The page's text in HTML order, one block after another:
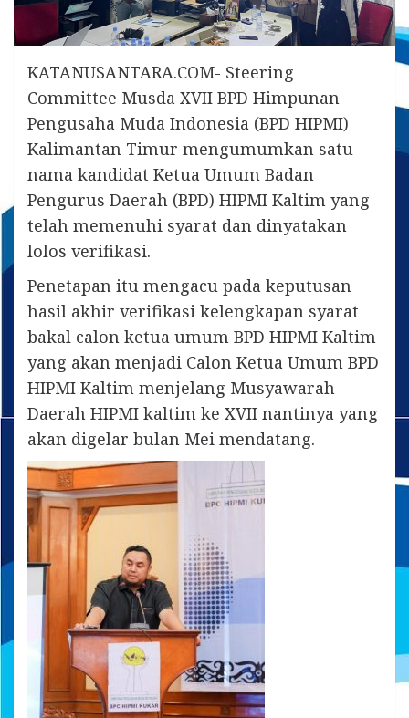
KATANUSANTARA.COM- Steering
Committee Musda XVII BPD Himpunan
Pengusaha Muda Indonesia (BPD HIPMI)
Kalimantan Timur mengumumkan satu
nama kandidat Ketua Umum Badan
Pengurus Daerah (BPD) HIPMI Kaltim yang
telah memenuhi syarat dan dinyatakan
lolos verifikasi.
Penetapan itu mengacu pada keputusan
hasil akhir verifikasi kelengkapan syarat
bakal calon ketua umum BPD HIPMI Kaltim
yang akan menjadi Calon Ketua Umum BPD
HIPMI Kaltim menjelang Musyawarah
Daerah HIPMI kaltim ke XVII nantinya yang
akan digelar bulan Mei mendatang.